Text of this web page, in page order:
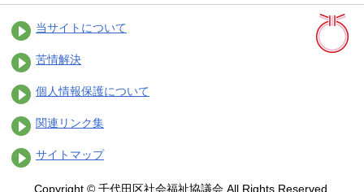
当サイトについて
苦情解決
個人情報保護について
関連リンク集
サイトマップ
Copyright © 千代田区社会福祉協議会 All Rights Reserved.